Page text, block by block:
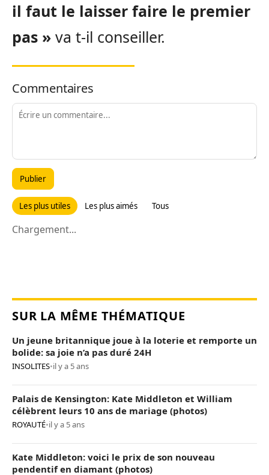
il faut le laisser faire le premier
pas » va t-il conseiller.
Commentaires
Publier
Les plus utiles Les plus aimés Tous
Chargement...
SUR LA MÊME THÉMATIQUE
Un jeune britannique joue à la loterie et remporte un
bolide: sa joie n’a pas duré 24H
INSOLITES•il y a 5 ans
Palais de Kensington: Kate Middleton et William
célèbrent leurs 10 ans de mariage (photos)
ROYAUTÉ•il y a 5 ans
Kate Middleton: voici le prix de son nouveau
pendentif en diamant (photos)